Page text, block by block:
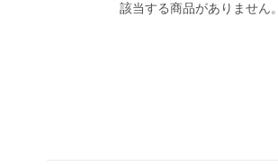
該当する商品がありません。